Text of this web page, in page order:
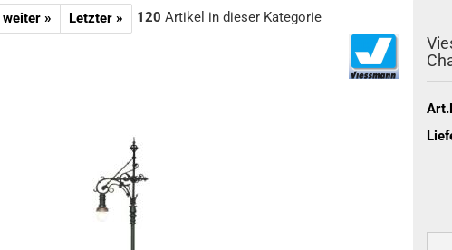
weiter » Letzter » 120 Artikel in dieser Kategorie